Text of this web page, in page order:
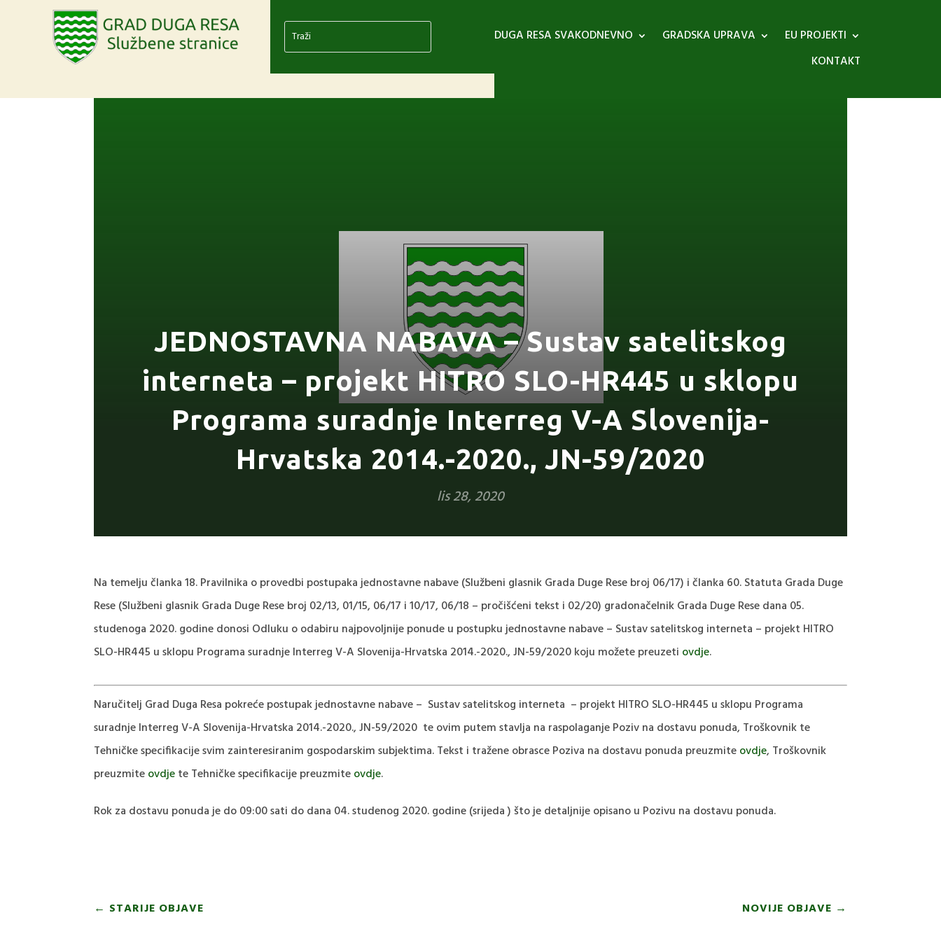
DUGA RESA SVAKODNEVNO GRADSKA UPRAVA
EU PROJEKTI
KONTAKT
JEDNOSTAVNA NABAVA – Sustav satelitskog
interneta – projekt HITRO SLO-HR445 u sklopu
Programa suradnje Interreg V-A Slovenija-
Hrvatska 2014.-2020., JN-59/2020
lis 28, 2020
Na temelju članka 18. Pravilnika o provedbi postupaka jednostavne nabave (Službeni glasnik Grada Duge Rese broj 06/17) i članka 60. Statuta Grada Duge
Rese (Službeni glasnik Grada Duge Rese broj 02/13, 01/15, 06/17 i 10/17, 06/18 – pročišćeni tekst i 02/20) gradonačelnik Grada Duge Rese dana 05.
studenoga 2020. godine donosi Odluku o odabiru najpovoljnije ponude u postupku jednostavne nabave – Sustav satelitskog interneta – projekt HITRO
SLO-HR445 u sklopu Programa suradnje Interreg V-A Slovenija-Hrvatska 2014.-2020., JN-59/2020 koju možete preuzeti ovdje.
Naručitelj Grad Duga Resa pokreće postupak jednostavne nabave – Sustav satelitskog interneta – projekt HITRO SLO-HR445 u sklopu Programa
suradnje Interreg V-A Slovenija-Hrvatska 2014.-2020., JN-59/2020 te ovim putem stavlja na raspolaganje Poziv na dostavu ponuda, Troškovnik te
Tehničke specifikacije svim zainteresiranim gospodarskim subjektima. Tekst i tražene obrasce Poziva na dostavu ponuda preuzmiteovdje, Troškovnik
preuzmiteovdjete Tehničke specifikacije preuzmiteovdje.
Rok za dostavu ponuda je do 09:00 sati do dana 04. studenog 2020. godine (srijeda ) što je detaljnije opisano u Pozivu na dostavu ponuda.
← STARIJE OBJAVE NOVIJE OBJAVE →